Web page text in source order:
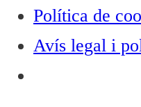
Política de
Avís legal i